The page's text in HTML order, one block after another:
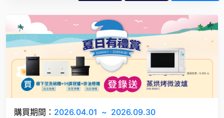
購買期間： 2026.04.01 ~ 2026.09.30